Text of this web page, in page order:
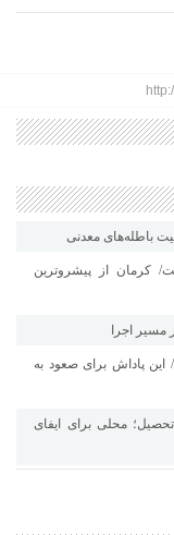
باطله‌های معدنی
از پیشروترین
پاداش برای صعود به
محلی برای ایفای